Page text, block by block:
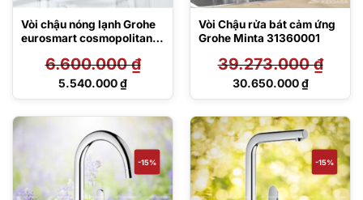
Vòi chậu nóng lạnh Grohe
eurosmart cosmopolitan
6.600.000₫
Giá
6.600.000 ₫.
5.540.000₫
Giá
là:
5.540.000 ₫.
Vòi Chậu rửa bát cảm ứng
Grohe Minta 31360001
39.273.000₫
Giá
39.273.000 ₫.
30.650.000₫
Giá
tại
là:
30.650.000 ₫.
-15% -15%